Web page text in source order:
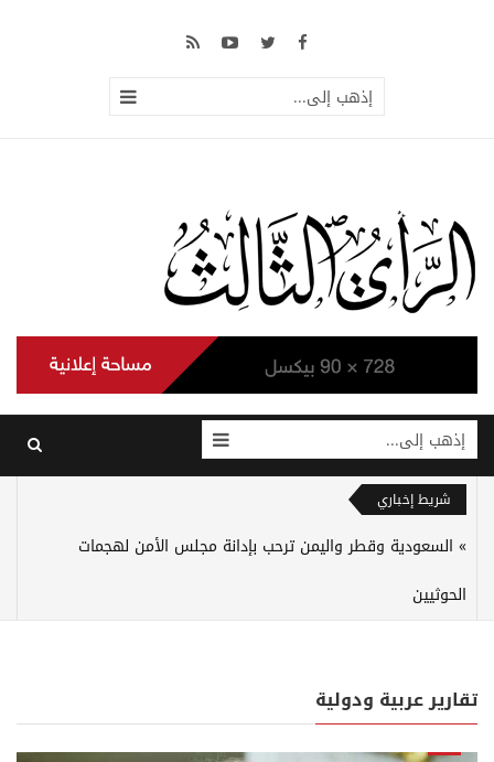
إذهب إلى...
إذهب إلى...
شريط إخباري
السعودية وقطر واليمن ترحب بإدانة مجلس الأمن لهجمات
الحوثيين
تقارير عربية ودولية